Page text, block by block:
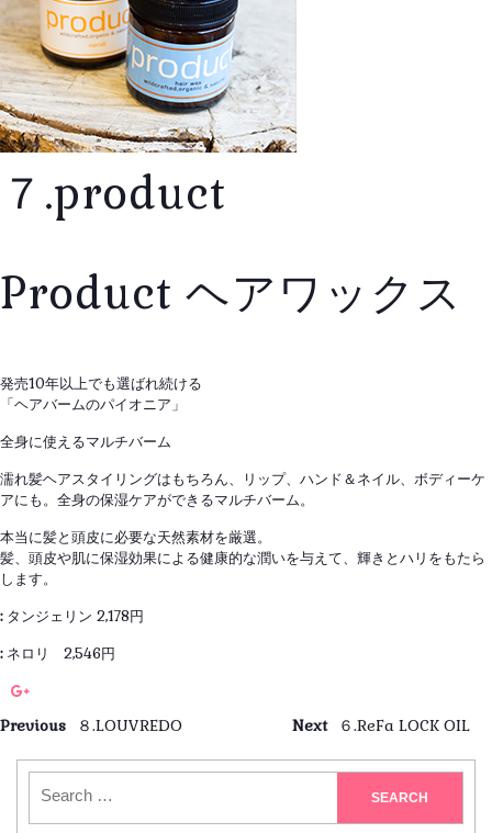
７.product
Product ヘアワックス
発売10年以上でも選ばれ続ける
「ヘアバームのパイオニア」
全身に使えるマルチバーム
濡れ髪ヘアスタイリングはもちろん、リップ、ハンド＆ネイル、ボディーケ
アにも。全身の保湿ケアができるマルチバーム。
本当に髪と頭皮に必要な天然素材を厳選。
髪、頭皮や肌に保湿効果による健康的な潤いを与えて、輝きとハリをもたら
します。
: タンジェリン 2,178円
: ネロリ 2,546円
Previous ８.LOUVREDO Next ６.ReFa LOCK OIL